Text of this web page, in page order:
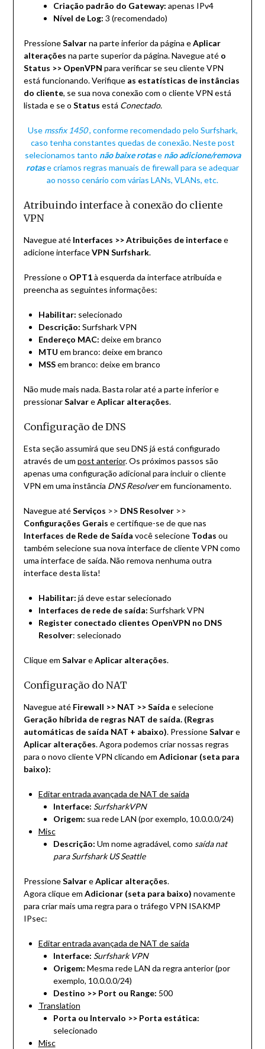
Criação padrão do Gateway: apenas IPv4
Nível de Log: 3 (recomendado)
PressioneSalvarna parte inferior da página eAplicar
alterações na parte superior da página. Navegue até o
Status >> OpenVPN para verificar se seu cliente VPN
está funcionando. Verifique as estatísticas de instâncias
do cliente, se sua nova conexão com o cliente VPN está
listada e se o Status está Conectado.
Usemssfix 1450, conforme recomendado pelo Surfshark,
caso tenha constantes quedas de conexão. Neste post
selecionamos tanto não baixe rotase não adicione/remova
rotase criamos regras manuais de firewall para se adequar
ao nosso cenário com várias LANs, VLANs, etc.
Atribuindo interface à conexão do cliente
VPN
Navegue até Interfaces >> Atribuições de interfacee
adicione interfaceVPN Surfshark.
Pressione o OPT1à esquerda da interface atribuída e
preencha as seguintes informações:
Habilitar: selecionado
Descrição: Surfshark VPN
Endereço MAC: deixe em branco
MTU em branco: deixe em branco
MSSem branco: deixe em branco
Não mude mais nada. Basta rolar até a parte inferior e
pressionarSalvareAplicar alterações.
Configuração de DNS
Esta seção assumirá que seu DNS já está configurado
através de um post anterior. Os próximos passos são
apenas uma configuração adicional para incluir o cliente
VPN em uma instância DNS Resolverem funcionamento.
Navegue atéServiços >> DNS Resolver>>
Configurações Gerais e certifique-se de que nas
Interfaces de Rede de Saída você selecione Todas ou
também selecione sua nova interface de cliente VPN como
uma interface de saída. Não remova nenhuma outra
interface desta lista!
Habilitar: já deve estar selecionado
Interfaces de rede de saída: Surfshark VPN
Register conectado clientes OpenVPN no DNS
Resolver: selecionado
Clique em SalvareAplicar alterações.
Configuração do NAT
Navegue até Firewall >> NAT >> Saída e selecione
Geração híbrida de regras NAT de saída. (Regras
automáticas de saída NAT + abaixo). PressioneSalvare
Aplicar alterações. Agora podemos criar nossas regras
para o novo cliente VPN clicando em Adicionar (seta para
baixo):
Editar entrada avançada de NAT de saída
Interface: SurfsharkVPN
Origem: sua rede LAN (por exemplo, 10.0.0.0/24)
Misc
Descrição: Um nome agradável, como saída nat
para Surfshark US Seattle
PressioneSalvareAplicar alterações.
Agora clique em Adicionar (seta para baixo) novamente
para criar mais uma regra para o tráfego VPN ISAKMP
IPsec:
Editar entrada avançada de NAT de saída
Interface: Surfshark VPN
Origem: Mesma rede LAN da regra anterior (por
exemplo, 10.0.0.0/24)
Destino >> Port ou Range: 500
Translation
Porta ou Intervalo >> Porta estática:
selecionado
Misc